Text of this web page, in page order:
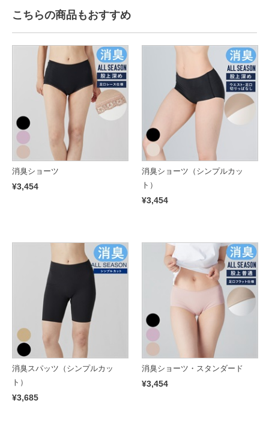
こちらの商品もおすすめ
消臭ショーツ
¥3,454
消臭ショーツ（シンプルカッ
ト）
¥3,454
消臭スパッツ（シンプルカッ
ト）
¥3,685
消臭ショーツ・スタンダード
¥3,454